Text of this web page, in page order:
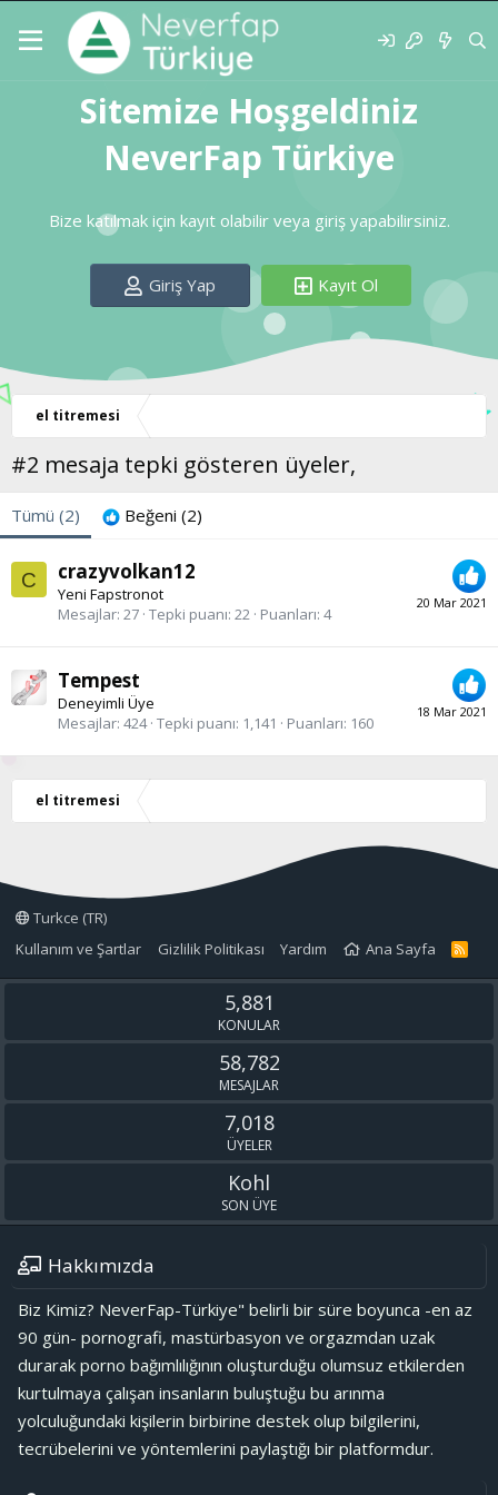
Sitemize Hoşgeldiniz
NeverFap Türkiye
Bize katılmak için kayıt olabilir veya giriş yapabilirsiniz.
Giriş Yap Kayıt Ol
el titremesi
#2 mesaja tepki gösteren üyeler,
Tümü (2) Beğeni (2)
C
20 Mar 2021
crazyvolkan12
Yeni Fapstronot
Mesajlar 27 Tepki puanı 22 Puanları 4
18 Mar 2021
Tempest
Deneyimli Üye
Mesajlar 424 Tepki puanı 1,141 Puanları 160
el titremesi
Turkce (TR)
Kullanım ve Şartlar
Gizlilik Politikası Yardım Ana Sayfa
R
S
5,881
KONULAR
58,782
MESAJLAR
7,018
ÜYELER
Kohl
SON ÜYE
Hakkımızda
Biz Kimiz? NeverFap-Türkiye" belirli bir süre boyunca -en az
90 gün- pornografi, mastürbasyon ve orgazmdan uzak
durarak porno bağımlılığının oluşturduğu olumsuz etkilerden
kurtulmaya çalışan insanların buluştuğu bu arınma
yolculuğundaki kişilerin birbirine destek olup bilgilerini,
tecrübelerini ve yöntemlerini paylaştığı bir platformdur.